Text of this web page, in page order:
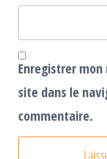
Enregistrer
site dans le
commentaire.